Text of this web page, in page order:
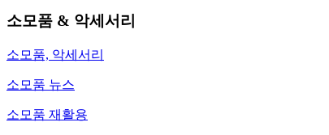
소모품 & 악세서리
소모품, 악세서리
소모품 뉴스
소모품 재활용